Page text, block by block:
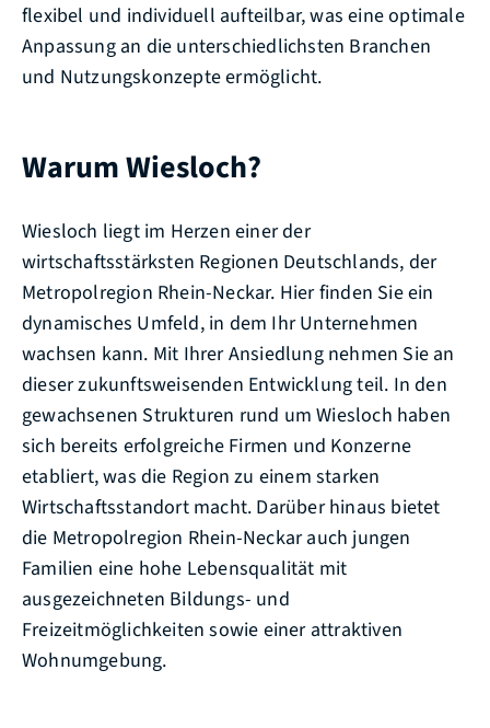
flexibel und individuell aufteilbar, was eine optimale
Anpassung an die unterschiedlichsten Branchen
und Nutzungskonzepte ermöglicht.
Warum Wiesloch?
Wiesloch liegt im Herzen einer der
wirtschaftsstärksten Regionen Deutschlands, der
Metropolregion Rhein-Neckar. Hier finden Sie ein
dynamisches Umfeld, in dem Ihr Unternehmen
wachsen kann. Mit Ihrer Ansiedlung nehmen Sie an
dieser zukunftsweisenden Entwicklung teil. In den
gewachsenen Strukturen rund um Wiesloch haben
sich bereits erfolgreiche Firmen und Konzerne
etabliert, was die Region zu einem starken
Wirtschaftsstandort macht. Darüber hinaus bietet
die Metropolregion Rhein-Neckar auch jungen
Familien eine hohe Lebensqualität mit
ausgezeichneten Bildungs- und
Freizeitmöglichkeiten sowie einer attraktiven
Wohnumgebung.